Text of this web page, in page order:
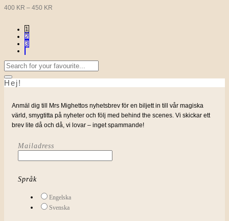
De
olika
produktsidan
400 KR – 450 KR
450 KR
1
2
3
Sök
efter:
Hej!
Anmäl dig till Mrs Mighettos nyhetsbrev för en biljett in till vår magiska
värld, smygtitta på nyheter och följ med behind the scenes. Vi skickar ett
brev lite då och då, vi lovar – inget spammande!
Mailadress
Språk
Engelska
Svenska